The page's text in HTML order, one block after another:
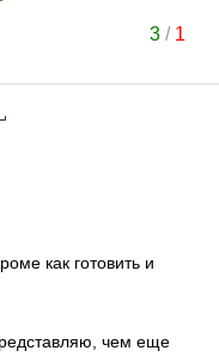
3/ 1
как готовить и
чем еще